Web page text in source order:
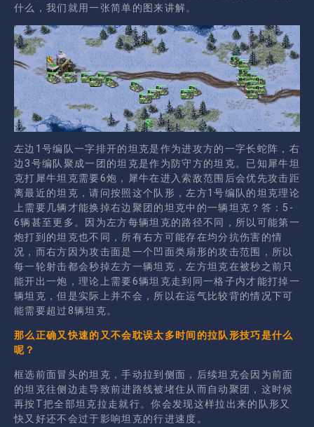
什么，我们就用一张简单的图来讲解。
左边1号编队一字排开的坦克是作为进攻方的一字长蛇阵，右
边3号编队聚成一团的坦克是作为防守方的坦克。 已知犀牛坦
克打犀牛坦克需要6炮，犀牛在进入索敌范围后会优先攻击距
离最近的坦克，请问按照这个队形，左方1号编队的坦克理论
上需要几辆才能换掉右边聚团的坦克中的一辆坦克？ 答：5-
6辆甚至更多。因为左方每辆坦克的路径不同，所以可能第一
炮打到的坦克也不同，所有右方可能存在均分抗伤害的情
况，而右方因为攻击面是一个凹面类扇形的攻击范围，所以
每一轮射击都会秒掉左方一辆坦克，左方坦克在被秒之前只
能开出一炮，理论上需要6辆坦克走到同一格子内才能打掉一
辆坦克，但是实际上并不会，所以在运气比较背的情况下可
能需要超过8辆坦克。
那么正确又快速的又不会耽误太多时间的拉队形技巧是什么
呢？
框选前面冒头的坦克，手动拉到侧面，后续坦克会因为前面
的坦克往侧边走导致前进路线被堵住从而自动聚团，这时候
再按T把全部坦克拉走就行。你会发现这样拉出来的队形又
快又好还不会过于影响坦克的行进速度。